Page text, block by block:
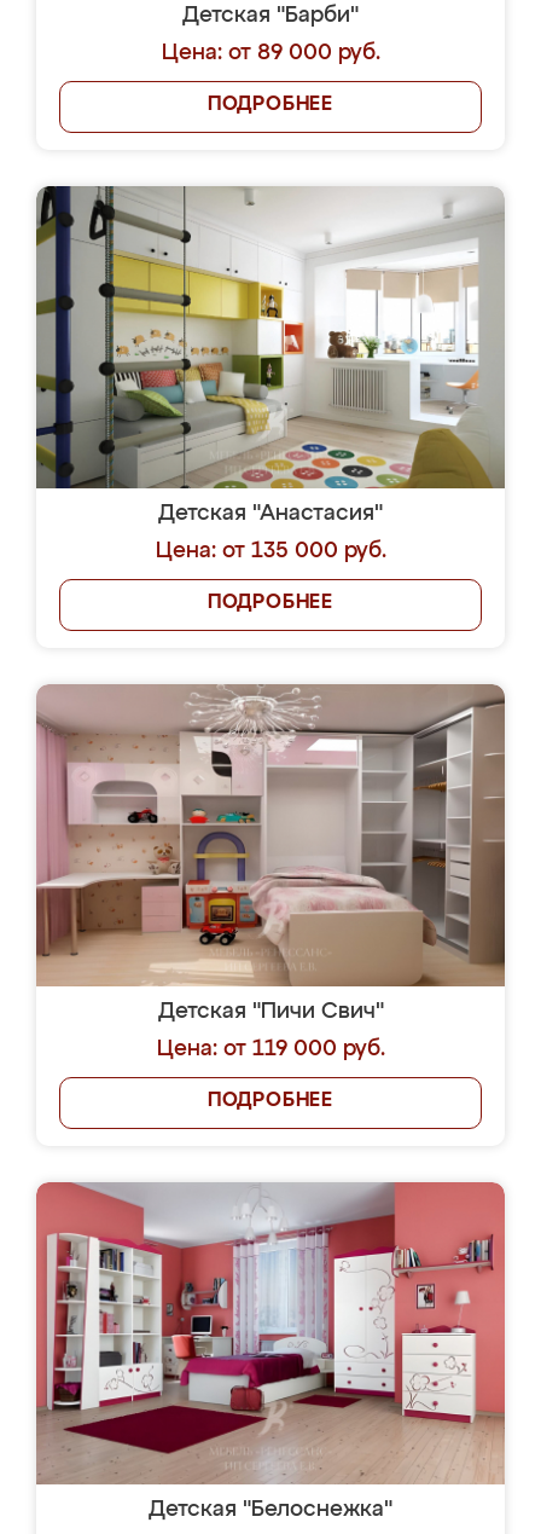
Детская "Барби"
Цена: от 89 000 руб.
ПОДРОБНЕЕ
Детская "Анастасия"
Цена: от 135 000 руб.
ПОДРОБНЕЕ
Детская "Пичи Свич"
Цена: от 119 000 руб.
ПОДРОБНЕЕ
Детская "Белоснежка"